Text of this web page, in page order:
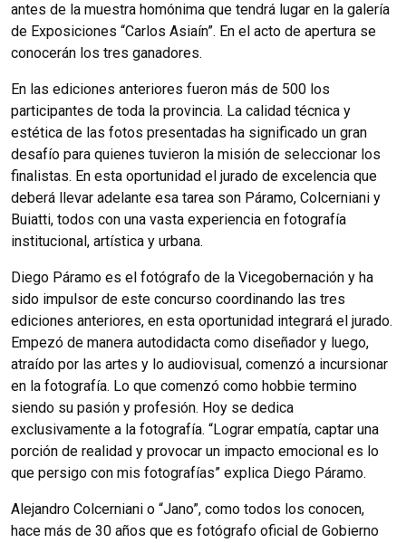
antes de la muestra homónima que tendrá lugar en la galería
de Exposiciones “Carlos Asiaín”. En el acto de apertura se
conocerán los tres ganadores.
En las ediciones anteriores fueron más de 500 los
participantes de toda la provincia. La calidad técnica y
estética de las fotos presentadas ha significado un gran
desafío para quienes tuvieron la misión de seleccionar los
finalistas. En esta oportunidad el jurado de excelencia que
deberá llevar adelante esa tarea son Páramo, Colcerniani y
Buiatti, todos con una vasta experiencia en fotografía
institucional, artística y urbana.
Diego Páramo es el fotógrafo de la Vicegobernación y ha
sido impulsor de este concurso coordinando las tres
ediciones anteriores, en esta oportunidad integrará el jurado.
Empezó de manera autodidacta como diseñador y luego,
atraído por las artes y lo audiovisual, comenzó a incursionar
en la fotografía. Lo que comenzó como hobbie termino
siendo su pasión y profesión. Hoy se dedica
exclusivamente a la fotografía. “Lograr empatía, captar una
porción de realidad y provocar un impacto emocional es lo
que persigo con mis fotografías” explica Diego Páramo.
Alejandro Colcerniani o “Jano”, como todos los conocen,
hace más de 30 años que es fotógrafo oficial de Gobierno